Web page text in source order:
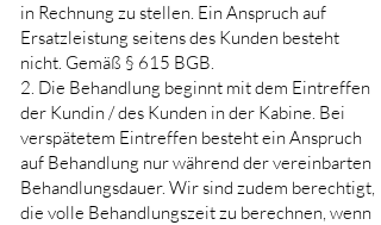
in Rechnung zu stellen. Ein Anspruch auf
Ersatzleistung seitens des Kunden besteht
nicht. Gemäß § 615 BGB.
2. Die Behandlung beginnt mit dem Eintreffen
der Kundin / des Kunden in der Kabine. Bei
verspätetem Eintreffen besteht ein Anspruch
auf Behandlung nur während der vereinbarten
Behandlungsdauer. Wir sind zudem berechtigt,
die volle Behandlungszeit zu berechnen, wenn